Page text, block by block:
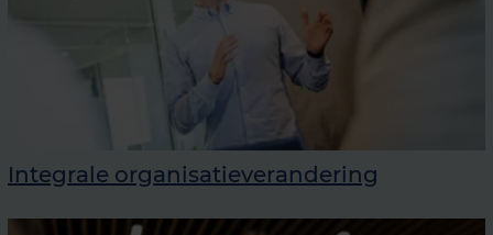
Integrale organisatieverandering